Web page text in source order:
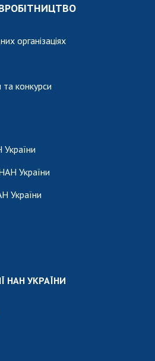
організаціях
конкурси
України
України
НАН УКРАЇНИ